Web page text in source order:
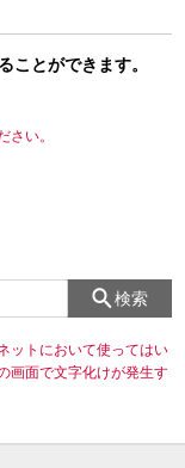
ことができます。
さい。
検索
ットにおいて使ってはい
画面で文字化けが発生す